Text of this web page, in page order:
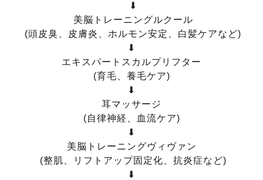
⬇
美脳トレーニングルクール
(頭皮臭、皮膚炎、ホルモン安定、白髪ケアなど)
⬇
エキスパートスカルプリフター
(育毛、養毛ケア)
⬇
耳マッサージ
(自律神経、血流ケア)
⬇
美脳トレーニングヴィヴァン
(整肌、リフトアップ固定化、抗炎症など)
⬇